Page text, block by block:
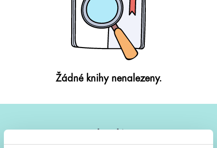
Žádné knihy nenalezeny.